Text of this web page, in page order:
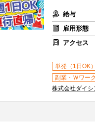
給与
雇用形態
アクセス
単発（1日OK）
副業・Ｗワー
株式会社ダイ